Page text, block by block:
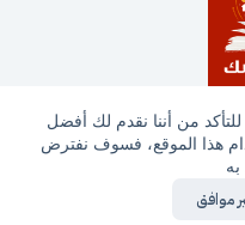
من أننا نقدم لك أفضل
هذا الموقع، فسوف نفترض
موافق
نفسك 2025